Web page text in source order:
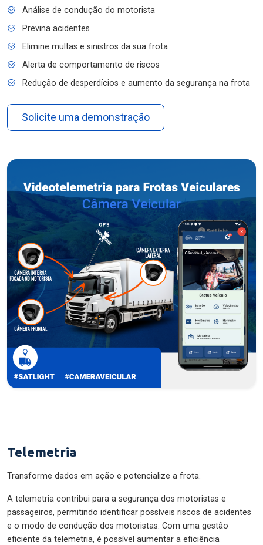
Análise de condução do motorista
Previna acidentes
Elimine multas e sinistros da sua frota
Alerta de comportamento de riscos
Redução de desperdícios e aumento da segurança na frota
Solicite uma demonstração
Telemetria
Transforme dados em ação e potencialize a frota.
A telemetria contribui para a segurança dos motoristas e
passageiros, permitindo identificar possíveis riscos de acidentes
e o modo de condução dos motoristas. Com uma gestão
eficiente da telemetria, é possível aumentar a eficiência